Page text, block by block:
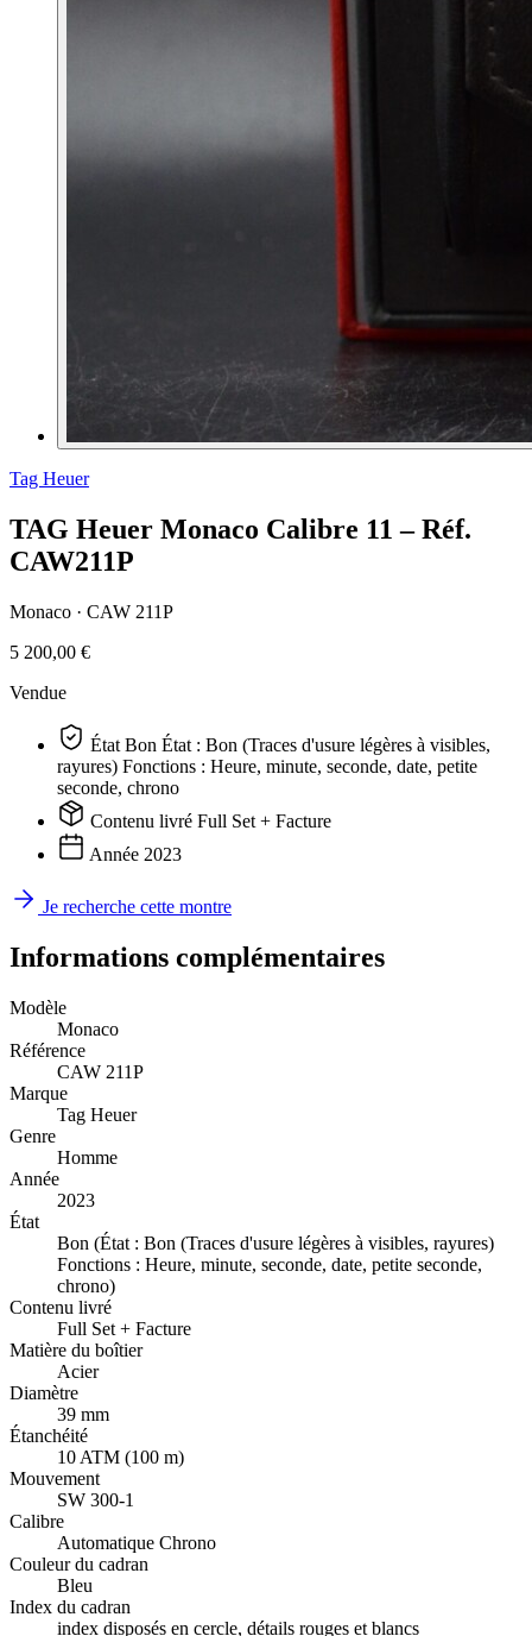
Tag Heuer
TAG Heuer Monaco Calibre 11 – Réf.
CAW211P
Monaco · CAW 211P
5 200,00 €
Vendue
État Bon État : Bon (Traces d'usure légères à visibles,
rayures) Fonctions : Heure, minute, seconde, date, petite
seconde, chrono
Contenu livré Full Set + Facture
Année 2023
Je recherche cette montre
Informations complémentaires
Modèle
Monaco
Référence
CAW 211P
Marque
Tag Heuer
Genre
Homme
Année
2023
État
Bon (État : Bon (Traces d'usure légères à visibles, rayures)
Fonctions : Heure, minute, seconde, date, petite seconde,
chrono)
Contenu livré
Full Set + Facture
Matière du boîtier
Acier
Diamètre
39 mm
Étanchéité
10 ATM (100 m)
Mouvement
SW 300-1
Calibre
Automatique Chrono
Couleur du cadran
Bleu
Index du cadran
index disposés en cercle, détails rouges et blancs